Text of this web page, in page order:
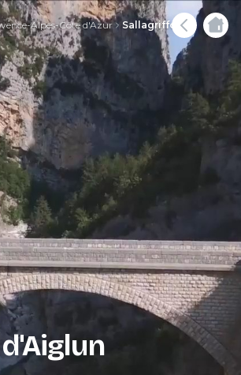
Alpes-Côte d'Azur Sallagriffon